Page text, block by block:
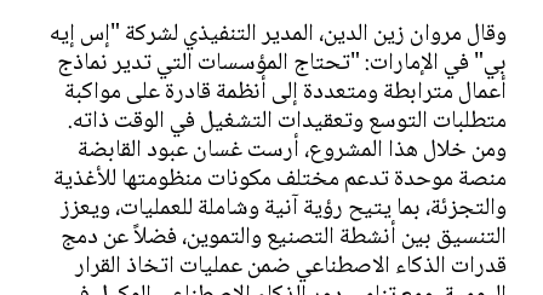
وقال مروان زين الدين، المدير التنفيذي لشركة "إس إيه
بي" في الإمارات: "تحتاج المؤسسات التي تدير نماذج
أعمال مترابطة ومتعددة إلى أنظمة قادرة على مواكبة
متطلبات التوسع وتعقيدات التشغيل في الوقت ذاته.
ومن خلال هذا المشروع، أرست غسان عبود القابضة
منصة موحدة تدعم مختلف مكونات منظومتها للأغذية
والتجزئة، بما يتيح رؤية آنية وشاملة للعمليات، ويعزز
التنسيق بين أنشطة التصنيع والتموين، فضلاً عن دمج
قدرات الذكاء الاصطناعي ضمن عمليات اتخاذ القرار